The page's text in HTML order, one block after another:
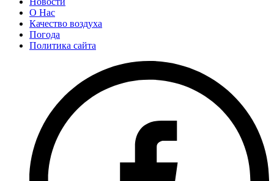
О Нас
Качество воздуха
Погода
Политика сайта